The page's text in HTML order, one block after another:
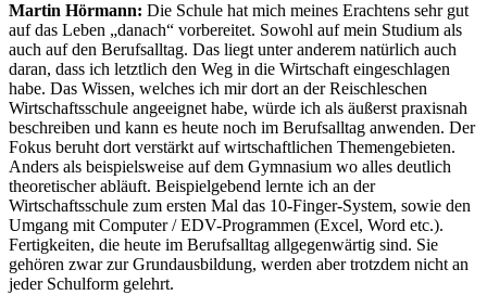
Martin Hörmann: Die Schule hat mich meines Erachtens sehr gut
auf das Leben „danach“ vorbereitet. Sowohl auf mein Studium als
auch auf den Berufsalltag. Das liegt unter anderem natürlich auch
daran, dass ich letztlich den Weg in die Wirtschaft eingeschlagen
habe. Das Wissen, welches ich mir dort an der Reischleschen
Wirtschaftsschule angeeignet habe, würde ich als äußerst praxisnah
beschreiben und kann es heute noch im Berufsalltag anwenden. Der
Fokus beruht dort verstärkt auf wirtschaftlichen Themengebieten.
Anders als beispielsweise auf dem Gymnasium wo alles deutlich
theoretischer abläuft. Beispielgebend lernte ich an der
Wirtschaftsschule zum ersten Mal das 10-Finger-System, sowie den
Umgang mit Computer / EDV-Programmen (Excel, Word etc.).
Fertigkeiten, die heute im Berufsalltag allgegenwärtig sind. Sie
gehören zwar zur Grundausbildung, werden aber trotzdem nicht an
jeder Schulform gelehrt.